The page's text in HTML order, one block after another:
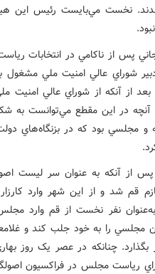
نخست مي‌بايست رئيس اين
پس از ناکامي در انتخابات
شوراي عالي امنيت ملي
بعد از آنکه از شوراي عالي
آنچه در اين مقطع مي‌توانست
و مجلسي بود که در بزنگاه‌هاي
پس از آنکه به عنوان سر ليست
نفر نخست از قم وارد
مجلسي را به خود جلب کند و
رياست مجلس در فراکسيون